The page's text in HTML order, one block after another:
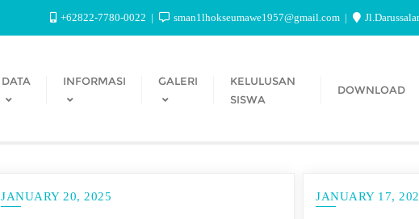
+62822-7780-0022 sman1lhokseumawe1957@gmail.com
DATA INFORMASI GALERI
KELULUSAN
SISWA
DOWNLOAD
JANUARY 20, 2025 JANUARY 17,